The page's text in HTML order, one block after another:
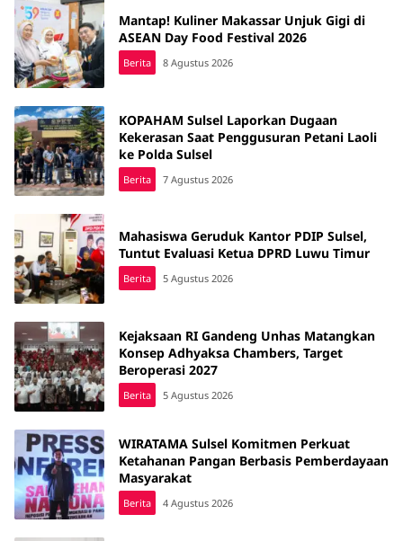
Mantap! Kuliner Makassar Unjuk Gigi di
ASEAN Day Food Festival 2026
Berita 8 Agustus 2026
KOPAHAM Sulsel Laporkan Dugaan
Kekerasan Saat Penggusuran Petani Laoli
ke Polda Sulsel
Berita 7 Agustus 2026
Mahasiswa Geruduk Kantor PDIP Sulsel,
Tuntut Evaluasi Ketua DPRD Luwu Timur
Berita 5 Agustus 2026
Kejaksaan RI Gandeng Unhas Matangkan
Konsep Adhyaksa Chambers, Target
Beroperasi 2027
Berita 5 Agustus 2026
WIRATAMA Sulsel Komitmen Perkuat
Ketahanan Pangan Berbasis Pemberdayaan
Masyarakat
Berita 4 Agustus 2026